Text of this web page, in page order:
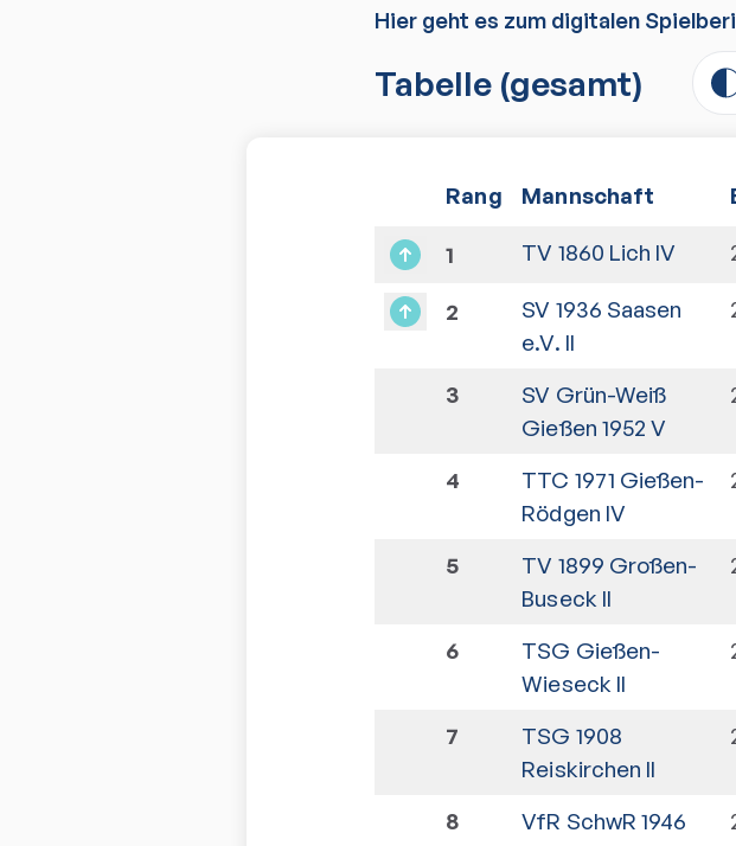
Hier geht es zum digitalen
Tabelle (gesamt)
Rang Mannschaft
1 TV 1860 Lich IV
2
SV 1936 Saasen
e.V. II
3
SV Grün-Weiß
Gießen 1952 V
4
TTC 1971 Gießen-
Rödgen IV
5
TV 1899 Großen-
Buseck II
6
TSG Gießen-
Wieseck II
7
TSG 1908
Reiskirchen II
8
VfR SchwR 1946